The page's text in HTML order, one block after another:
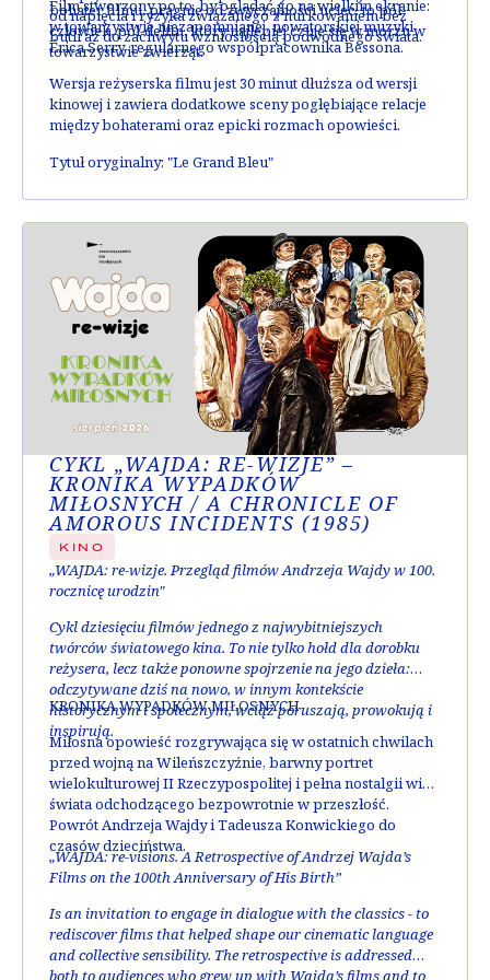
od napięcia i ryzyka związanego z nurkowaniem bez
butli aż do zachwytu wzniosłością podwodnego świata.
bohater filmu, pragnie od zwyczajności uciec: to pół-
człowiek, pół-delfin, który najlepiej czuje się w morzu w
towarzystwie zwierząt.
Film stworzony po to, by oglądać go na wielkim ekranie:
w towarzystwie niezapomnianej, nowatorskiej muzyki
Érica Serry, regularnego współpracownika Bessona.
Wersja reżyserskafilmu jest 30 minut dłuższa od wersji
kinowej i zawiera dodatkowe sceny pogłębiające relacje
między bohaterami oraz epicki rozmach opowieści.
Tytuł oryginalny: "Le Grand Bleu"
CYKL „WAJDA: RE-WIZJE” –
KRONIKA WYPADKÓW
MIŁOSNYCH / A CHRONICLE OF
AMOROUS INCIDENTS (1985)
KINO
„WAJDA: re-wizje. Przegląd filmów Andrzeja Wajdy w 100.
rocznicę urodzin"
Cykl dziesięciu filmów jednego z najwybitniejszych
twórców światowego kina. To nie tylko hołd dla dorobku
reżysera, lecz także ponowne spojrzenie na jego dzieła:
odczytywane dziś na nowo, w innym kontekście
historycznym i społecznym, wciąż poruszają, prowokują i
inspirują.
KRONIKA WYPADKÓW MIŁOSNYCH
Miłosna opowieść rozgrywająca się w ostatnich chwilach
przed wojną na Wileńszczyźnie, barwny portret
wielokulturowej II Rzeczypospolitej i pełna nostalgii wizja
świata odchodzącego bezpowrotnie w przeszłość.
Powrót Andrzeja Wajdy i Tadeusza Konwickiego do
czasów dzieciństwa.
„WAJDA: re-visions. A Retrospective of Andrzej Wajda’s
Films on the 100th Anniversary of His Birth”
Is an invitation to engage in dialogue with the classics - to
rediscover films that helped shape our cinematic language
and collective sensibility. The retrospective is addressed